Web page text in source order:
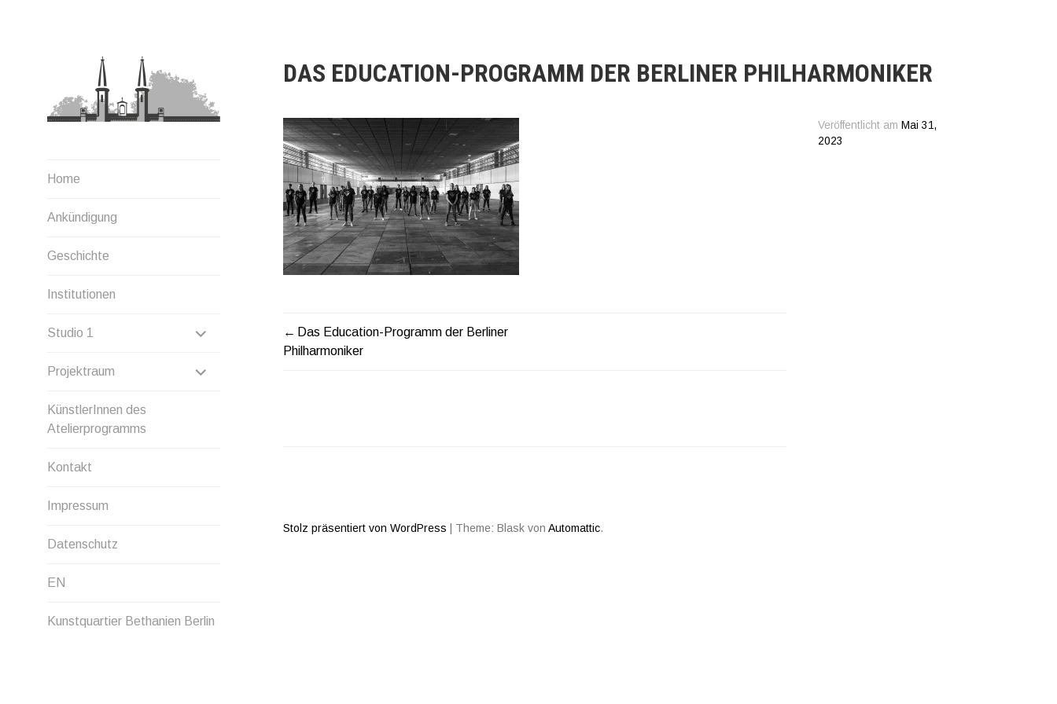
Home
Ankündigung
Geschichte
Institutionen
Studio 1
Projektraum
KünstlerInnen des
Atelierprogramms
Kontakt
Impressum
Datenschutz
EN
Kunstquartier Bethanien Berlin
DAS EDUCATION-PROGRAMM DER BERLINER PHILHARMONIKER
Veröffentlicht am Mai 31,
2023
BEITRAGSNAVIGATION
Das Education-Programm der Berliner
Philharmoniker
Stolz präsentiert von WordPress Theme: Blask von Automattic.